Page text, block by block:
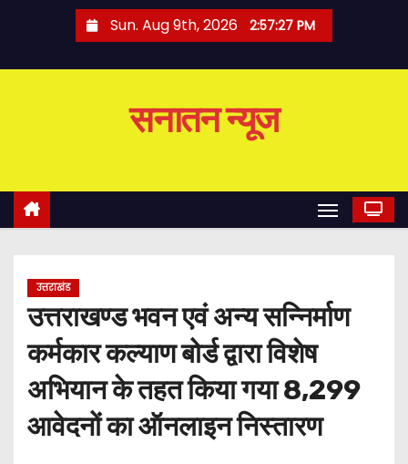
o
Sun. Aug 9th, 2026 2:57:28 PM
सनातन न्यूज
उत्तराखंड
उत्तराखण्ड भवन एवं अन्य सन्निर्माण
कर्मकार कल्याण बोर्ड द्वारा विशेष
अभियान के तहत किया गया 8,299
आवेदनों का ऑनलाइन निस्तारण